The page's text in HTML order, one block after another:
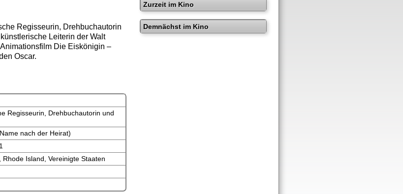
Regisseurin, Drehbuchautorin
Leiterin der Walt
Die Eiskönigin –
Oscar.
Regisseurin, Drehbuchautorin und
nach der Heirat)
Rhode Island, Vereinigte Staaten
Zurzeit im Kino
Demnächst im Kino